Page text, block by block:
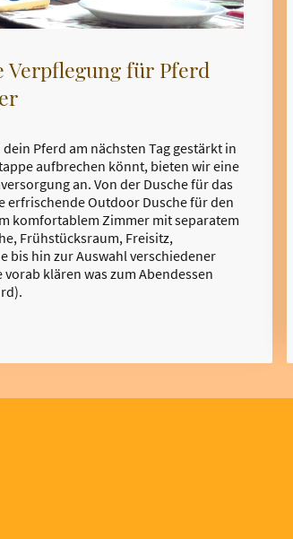
Verpflegung für Pferd
Pferd am nächsten Tag gestärkt in
aufbrechen könnt, bieten wir eine
an. Von der Dusche für das
erfrischende Outdoor Dusche für den
komfortablem Zimmer mit separatem
Frühstücksraum, Freisitz,
bis hin zur Auswahl verschiedener
klären was zum Abendessen